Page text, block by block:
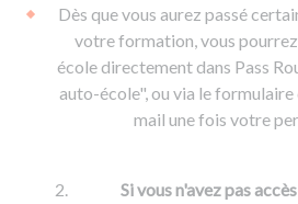
Voir tous les supports
Formation FCO
Formation CACES
Devenir enseignant de la
Ressources
Dès que vous aurez passé
votre formation, vous
école directement dans Pass
auto-école", ou via le
mail une fois votre
Si vous n'avez pas